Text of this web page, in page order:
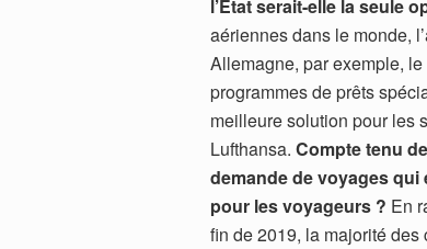
l’Etat serait-elle la seule
aériennes dans le monde,
Allemagne, par exemple,
programmes de prêts
meilleure solution pour les
Lufthansa. Compte tenu
demande de voyages
pour les voyageurs ? En
fin de 2019, la majorité